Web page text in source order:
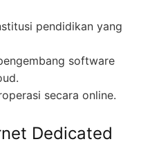
pendidikan yang
software
secara online.
Dedicated